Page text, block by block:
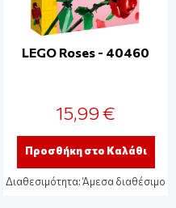
LEGO Roses - 40460
15,99 €
Προσθήκη στο Καλάθι
Διαθεσιμότητα:Άμεσα διαθέσιμο